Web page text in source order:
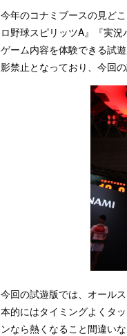
今年のコナミブースの見ど
ロ野球スピリッツA』『実
ゲーム内容を体験できる試
影禁止となっており、今回
今回の試遊版では、オール
本的にはタイミングよくタ
ンなら熱くなること間違いな